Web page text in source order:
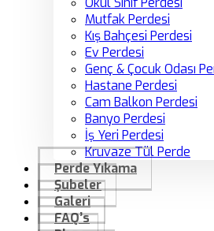
Mutfak Perdesi
Kış Bahçesi Perdesi
Ev Perdesi
Genç & Çocuk Odası
Hastane Perdesi
Cam Balkon Perdesi
Banyo Perdesi
İş Yeri Perdesi
Kruvaze Tül Perde
Perde Yıkama
Şubeler
Galeri
FAQ’s